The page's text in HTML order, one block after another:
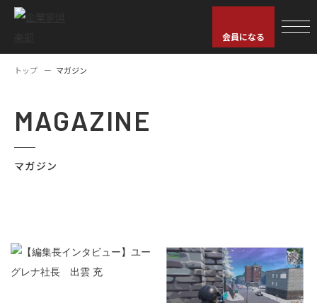
会員になる
トップ マガジン
MAGAZINE
マガジン